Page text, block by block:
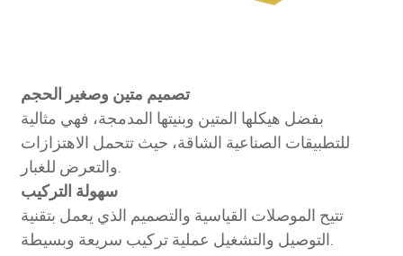
تصميم متين وصغير الحجم
بفضل هيكلها المتين وبنيتها المدمجة، فهي مثالية
للتطبيقات الصناعية الشاقة، حيث تتحمل الاهتزازات
والتعرض للغبار.
سهولة التركيب
تتيح الموصلات القياسية والتصميم الذي يعمل بتقنية
التوصيل والتشغيل عملية تركيب سريعة وبسيطة.